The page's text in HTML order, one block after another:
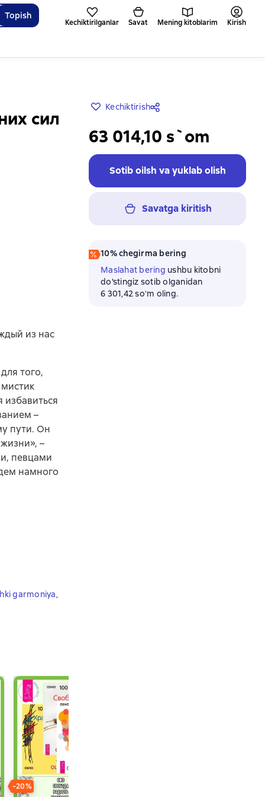
Topish
Kechiktirilganlar Savat Mening kitoblarim Kirish
сил
Kechiktirish
63 014,10 s`om
Sotib oilsh va yuklab olish
Savatga kiritish
10% chegirma bering
Maslahat bering ushbu kitobni
do'stingiz sotib olganidan
6 301,42 soʻm oling.
из нас
того,
–
пути. Он
–
певцами
намного
garmoniya,
−20%